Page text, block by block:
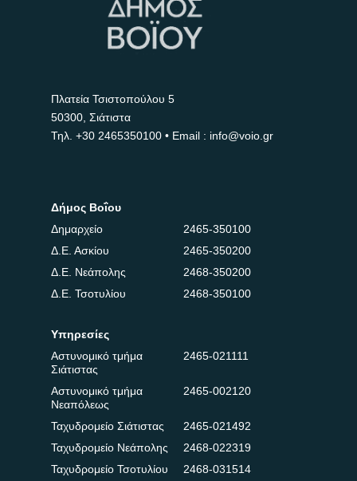
Πλατεία Τσιστοπούλου 5
50300, Σιάτιστα
Τηλ. +30 2465350100 • Email : info@voio.gr
Δήμος Βοΐου
Δημαρχείο
2465-350100
Δ.Ε. Ασκίου
2465-350200
Δ.Ε. Νεάπολης
2468-350200
Δ.Ε. Τσοτυλίου
2468-350100
Υπηρεσίες
Αστυνομικό τμήμα
Σιάτιστας
2465-021111
Αστυνομικό τμήμα
Νεαπόλεως
2465-002120
Ταχυδρομείο Σιάτιστας
2465-021492
Ταχυδρομείο Νεάπολης
2468-022319
Ταχυδρομείο Τσοτυλίου
2468-031514